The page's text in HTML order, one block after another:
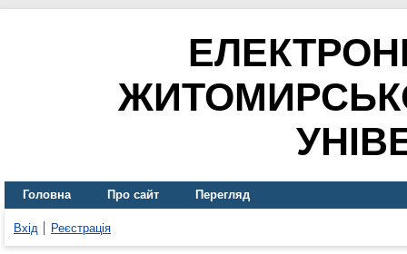
Головна Про сайт Перегляд
Вхід Реєстрація